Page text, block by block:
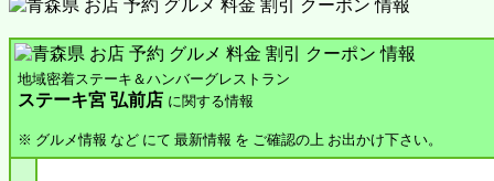
地域密着ステーキ＆ハンバーグレストラン
ステーキ宮 弘前店 に関する情報
※ グルメ情報 など にて 最新情報 を ご確認の上 お出かけ下さい。